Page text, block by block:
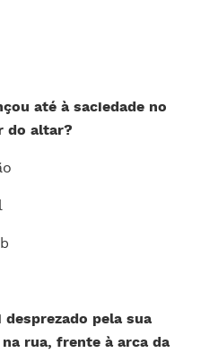
até à saciedade no
do altar?
desprezado pela sua
rua, frente à arca da